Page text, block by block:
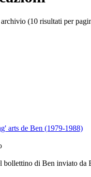
(10 risultati per
arts de Ben (1979-1988)
bollettino di Ben inviato da